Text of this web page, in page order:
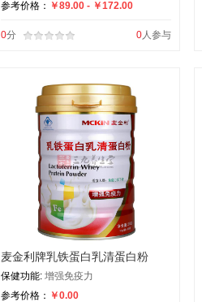
参考价格： ￥89.00 - ￥172.00
0人参与
0分
麦金利牌乳铁蛋白乳清蛋白粉
保健功能: 增强免疫力
参考价格： ￥0.00